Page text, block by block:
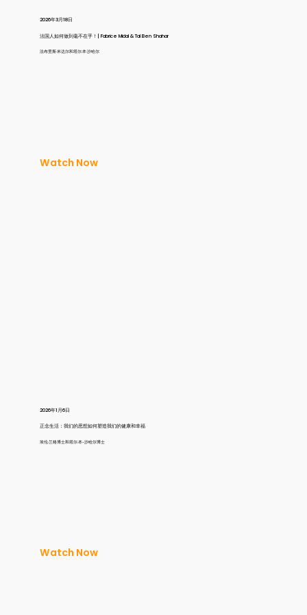
2026年3月18日
法国人如何做到毫不在乎！| Fabrice Midal & Tal Ben Shahar
法布里斯·米达尔和塔尔·本·沙哈尔
Watch Now
2026年1月6日
正念生活：我们的思想如何塑造我们的健康和幸福
埃伦·兰格博士和塔尔·本-沙哈尔博士
Watch Now